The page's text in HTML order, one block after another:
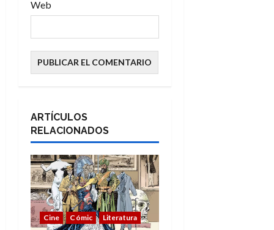
Web
ARTÍCULOS
RELACIONADOS
Cine Cómic Literatura